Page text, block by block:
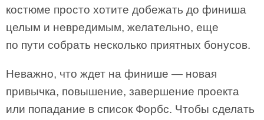
костюме просто хотите добежать до финиша
целым и невредимым, желательно, еще
по пути собрать несколько приятных бонусов.
Неважно, что ждет на финише — новая
привычка, повышение, завершение проекта
или попадание в список Форбс. Чтобы сделать